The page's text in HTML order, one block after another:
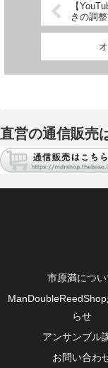
【
きの調
直営の通信販売
市原満につい
らせ
アンサンブル
お問い合わ